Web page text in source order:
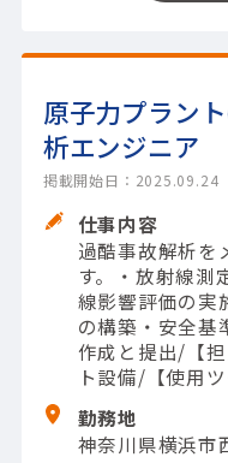
原子力プラン
析エンジニア
掲載開始日：2025.09.24
仕事内容
過酷事故解析を
す。・放射線測
線影響評価の実
の構築・安全基
作成と提出/【
ト設備/【使用
勤務地
神奈川県横浜市